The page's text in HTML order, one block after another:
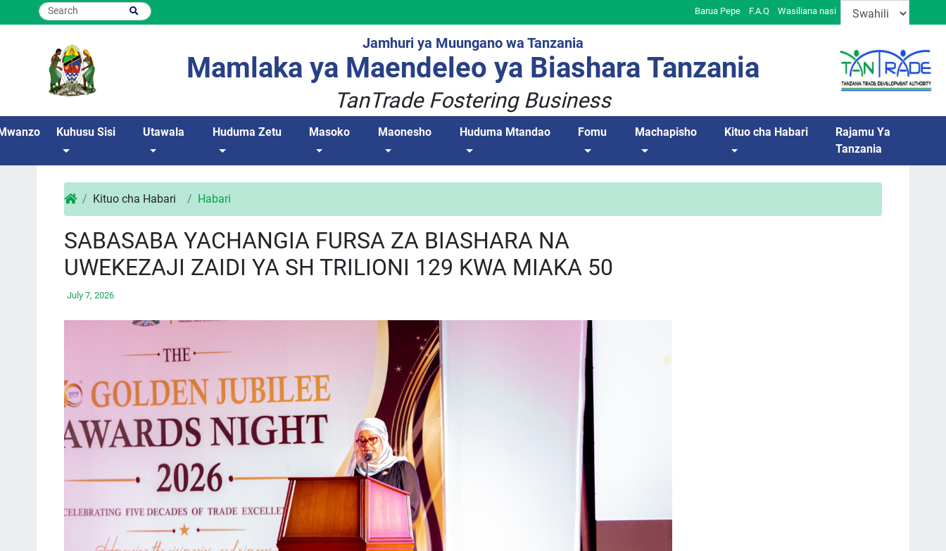
Wasiliana nasi
F.A.Q
Barua Pepe
Jamhuri ya Muungano wa Tanzania
Mamlaka ya Maendeleo ya Biashara Tanzania
TanTrade Fostering Business
Kuhusu Sisi Utawala Huduma Zetu Masoko Maonesho Huduma Mtandao Fomu Machapisho Kituo cha Habari
Rajamu Ya
Tanzania
Kituo cha Habari Habari
SABASABA YACHANGIA FURSA ZA BIASHARA NA
UWEKEZAJI ZAIDI YA SH TRILIONI 129 KWA MIAKA 50
July 7, 2026